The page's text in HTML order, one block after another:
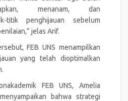
menanam, dan
titik penghijauan sebelum
jelas Arif.
FEB UNS menampilkan
yang telah dioptimalkan
FEB UNS, Amelia
bahwa strategi